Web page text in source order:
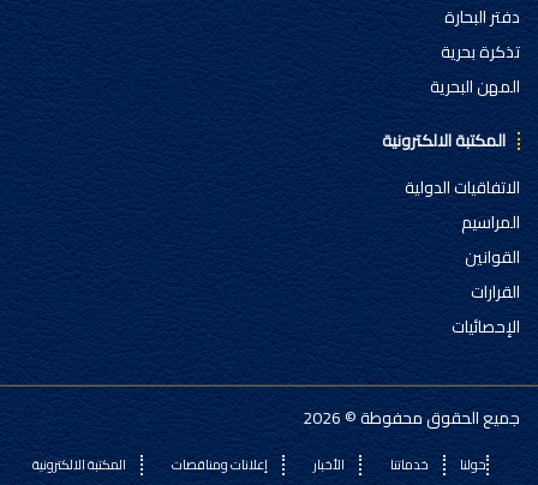
دفتر البحارة
تذكرة بحرية
المهن البحرية
المكتبة الالكترونية
الاتفاقيات الدولية
المراسيم
القوانين
القرارات
الإحصائيات
جميع الحقوق محفوطة © 2026
حولنا خدماتنا الأخبار إعلانات ومناقصات المكتبة الالكترونية